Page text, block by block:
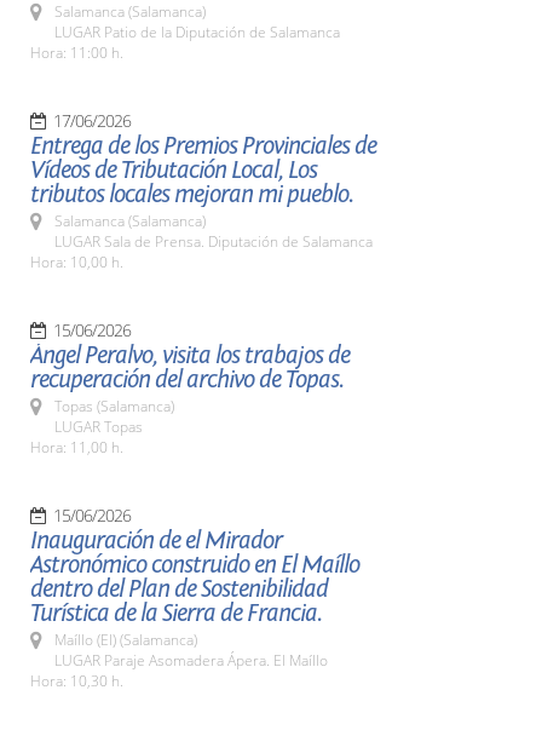
Salamanca (Salamanca)
LUGAR Patio de la Diputación de Salamanca
Hora: 11:00 h.
17/06/2026
Entrega de los Premios Provinciales de
Vídeos de Tributación Local, Los
tributos locales mejoran mi pueblo.
Salamanca (Salamanca)
LUGAR Sala de Prensa. Diputación de Salamanca
Hora: 10,00 h.
15/06/2026
Ángel Peralvo, visita los trabajos de
recuperación del archivo de Topas.
Topas (Salamanca)
LUGAR Topas
Hora: 11,00 h.
15/06/2026
Inauguración de el Mirador
Astronómico construido en El Maíllo
dentro del Plan de Sostenibilidad
Turística de la Sierra de Francia.
Maíllo (El) (Salamanca)
LUGAR Paraje Asomadera Ápera. El Maíllo
Hora: 10,30 h.